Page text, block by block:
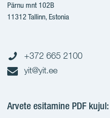
Pärnu mnt 102B
11312 Tallinn, Estonia
+372 665 2100
yit@yit.ee
Arvete esitamine PDF kujul: